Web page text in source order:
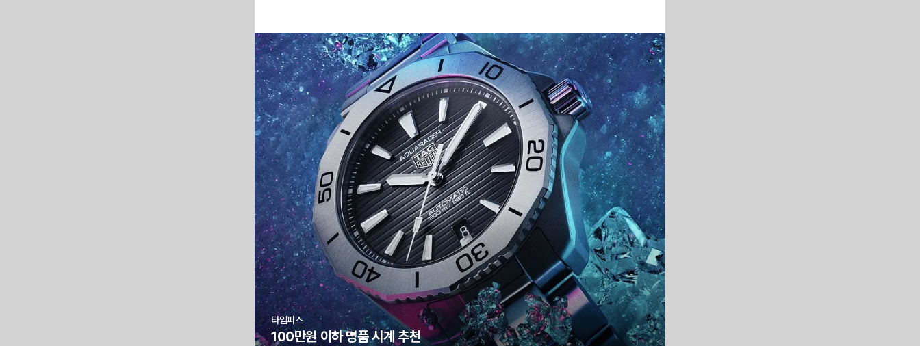
타임피스
100만원 이하 명품 시계 추천